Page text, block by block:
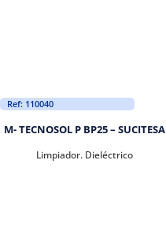
Ref: 110040
M- TECNOSOL P BP25 – SUCITESA
Limpiador. Dieléctrico